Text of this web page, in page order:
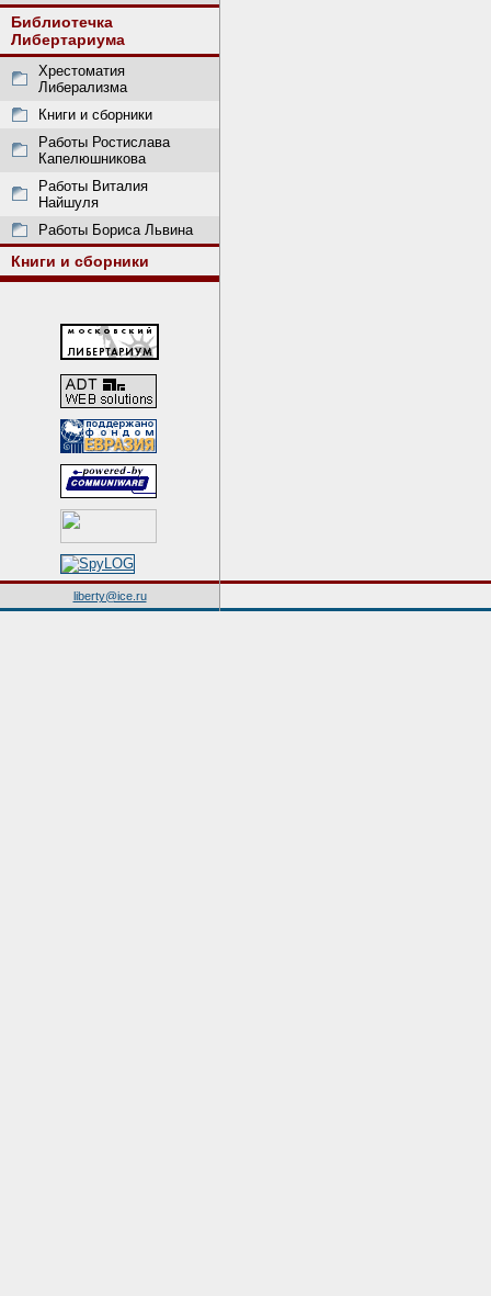
Библиотечка
Либертариума
Хрестоматия
Либерализма
Книги и сборники
Работы Ростислава
Капелюшникова
Работы Виталия
Найшуля
Работы Бориса Львина
Книги и сборники
liberty@ice.ru